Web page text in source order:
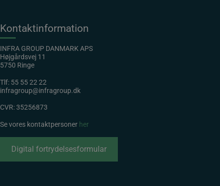
Kontaktinformation
INFRA GROUP DANMARK APS
Højgårdsvej 11
5750 Ringe
Tlf: 55 55 22 22
infragroup@infragroup.dk
CVR: 35256873
Se vores kontaktpersoner her
Digital fortrydelsesformular